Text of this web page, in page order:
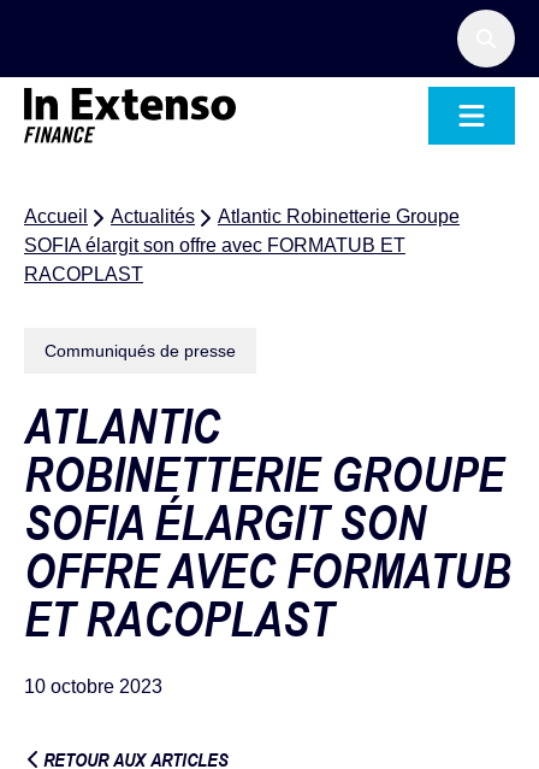
Accueil Actualités
Atlantic Robinetterie Groupe
SOFIA élargit son offre avec FORMATUB ET
RACOPLAST
Communiqués de presse
ATLANTIC
ROBINETTERIE GROUPE
SOFIA ÉLARGIT SON
OFFRE AVEC FORMATUB
ET RACOPLAST
10 octobre 2023
RETOUR AUX ARTICLES